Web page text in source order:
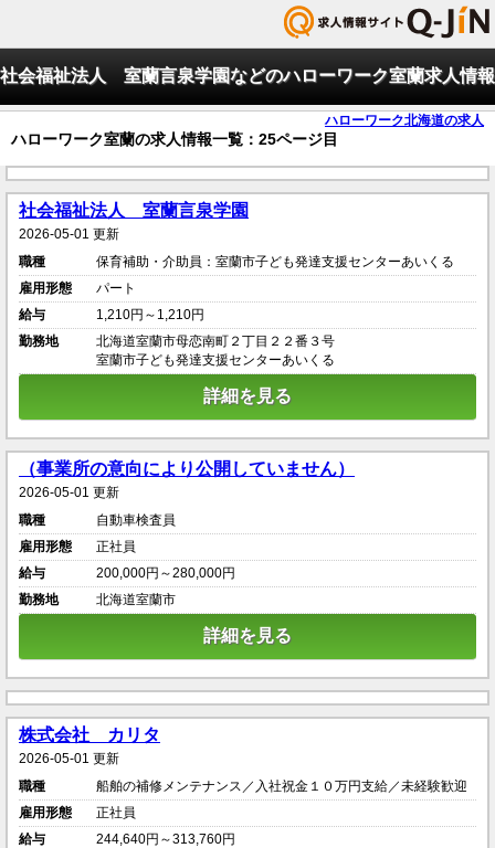
社会福祉法人 室蘭言泉学園などのハローワーク室蘭求人情報
ハローワーク北海道の求人
ハローワーク室蘭の求人情報一覧：25ページ目
社会福祉法人 室蘭言泉学園
2026-05-01 更新
職種
保育補助・介助員：室蘭市子ども発達支援センターあいくる
雇用形態
パート
給与
1,210円～1,210円
勤務地
北海道室蘭市母恋南町２丁目２２番３号
室蘭市子ども発達支援センターあいくる
詳細を見る
（事業所の意向により公開していません）
2026-05-01 更新
職種
自動車検査員
雇用形態
正社員
給与
200,000円～280,000円
勤務地
北海道室蘭市
詳細を見る
株式会社 カリタ
2026-05-01 更新
職種
船舶の補修メンテナンス／入社祝金１０万円支給／未経験歓迎
雇用形態
正社員
給与
244,640円～313,760円